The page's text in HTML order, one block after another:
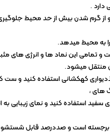
دارد .
از گرم شدن بیش از حد محیط
به محیط میدهد.
تمامی این نماد ها و انرژی های
منتقل میشود.
کهکشانی استفاده کنید و ست
های ،
سفید استفاده کنید و نمای زیبایی به
و برجسته است و صددرصد قابل